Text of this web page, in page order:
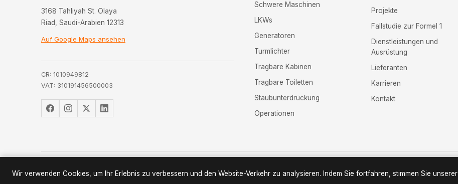
3168 Tahliyah St. Olaya
Riad, Saudi-Arabien 12313
Auf Google Maps ansehen
CR: 1010949812
VAT: 310191456500003
Schwere Maschinen
LKWs
Generatoren
Turmlichter
Tragbare Kabinen
Tragbare Toiletten
Staubunterdrückung
Operationen
Projekte
Fallstudie zur Formel 1
Dienstleistungen und
Ausrüstung
Lieferanten
Karrieren
Kontakt
© 2026 Eijarat
Wir verwenden Cookies, um Ihr Erlebnis zu verbessern und den Website-Verkehr zu analysieren. Indem Sie fortfahren, stimmen Sie unserer